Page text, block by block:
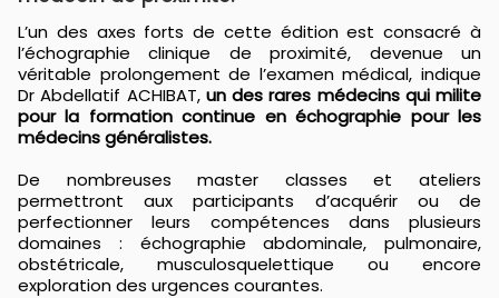
L’un des axes forts de cette édition est consacré à
l’échographie clinique de proximité, devenue un
véritable prolongement de l’examen médical, indique
Dr Abdellatif ACHIBAT, un des rares médecins qui milite
pour la formation continue en échographie pour les
médecins généralistes.
De nombreuses master classes et ateliers
permettront aux participants d’acquérir ou de
perfectionner leurs compétences dans plusieurs
domaines : échographie abdominale, pulmonaire,
obstétricale, musculosquelettique ou encore
exploration des urgences courantes.